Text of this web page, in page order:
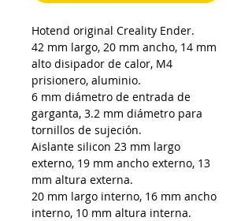
Hotend original Creality Ender.
42 mm largo, 20 mm ancho, 14 mm
alto disipador de calor, M4
prisionero, aluminio.
6 mm diámetro de entrada de
garganta, 3.2 mm diámetro para
tornillos de sujeción.
Aislante silicon 23 mm largo
externo, 19 mm ancho externo, 13
mm altura externa.
20 mm largo interno, 16 mm ancho
interno, 10 mm altura interna.